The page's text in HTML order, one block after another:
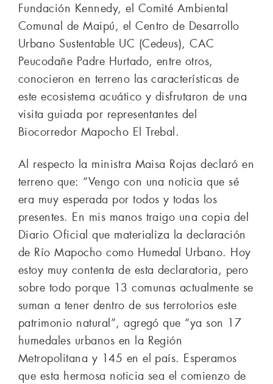
Fundación Kennedy, el Comité Ambiental
Comunal de Maipú, el Centro de Desarrollo
Urbano Sustentable UC (Cedeus), CAC
Peucodañe Padre Hurtado, entre otros,
conocieron en terreno las características de
este ecosistema acuático y disfrutaron de una
visita guiada por representantes del
Biocorredor Mapocho El Trebal.
Al respecto la ministra Maisa Rojas declaró en
terreno que: “Vengo con una noticia que sé
era muy esperada por todos y todas los
presentes. En mis manos traigo una copia del
Diario Oficial que materializa la declaración
de Río Mapocho como Humedal Urbano. Hoy
estoy muy contenta de esta declaratoria, pero
sobre todo porque 13 comunas actualmente se
suman a tener dentro de sus terrotorios este
patrimonio natural”, agregó que “ya son 17
humedales urbanos en la Región
Metropolitana y 145 en el país. Esperamos
que esta hermosa noticia sea el comienzo de